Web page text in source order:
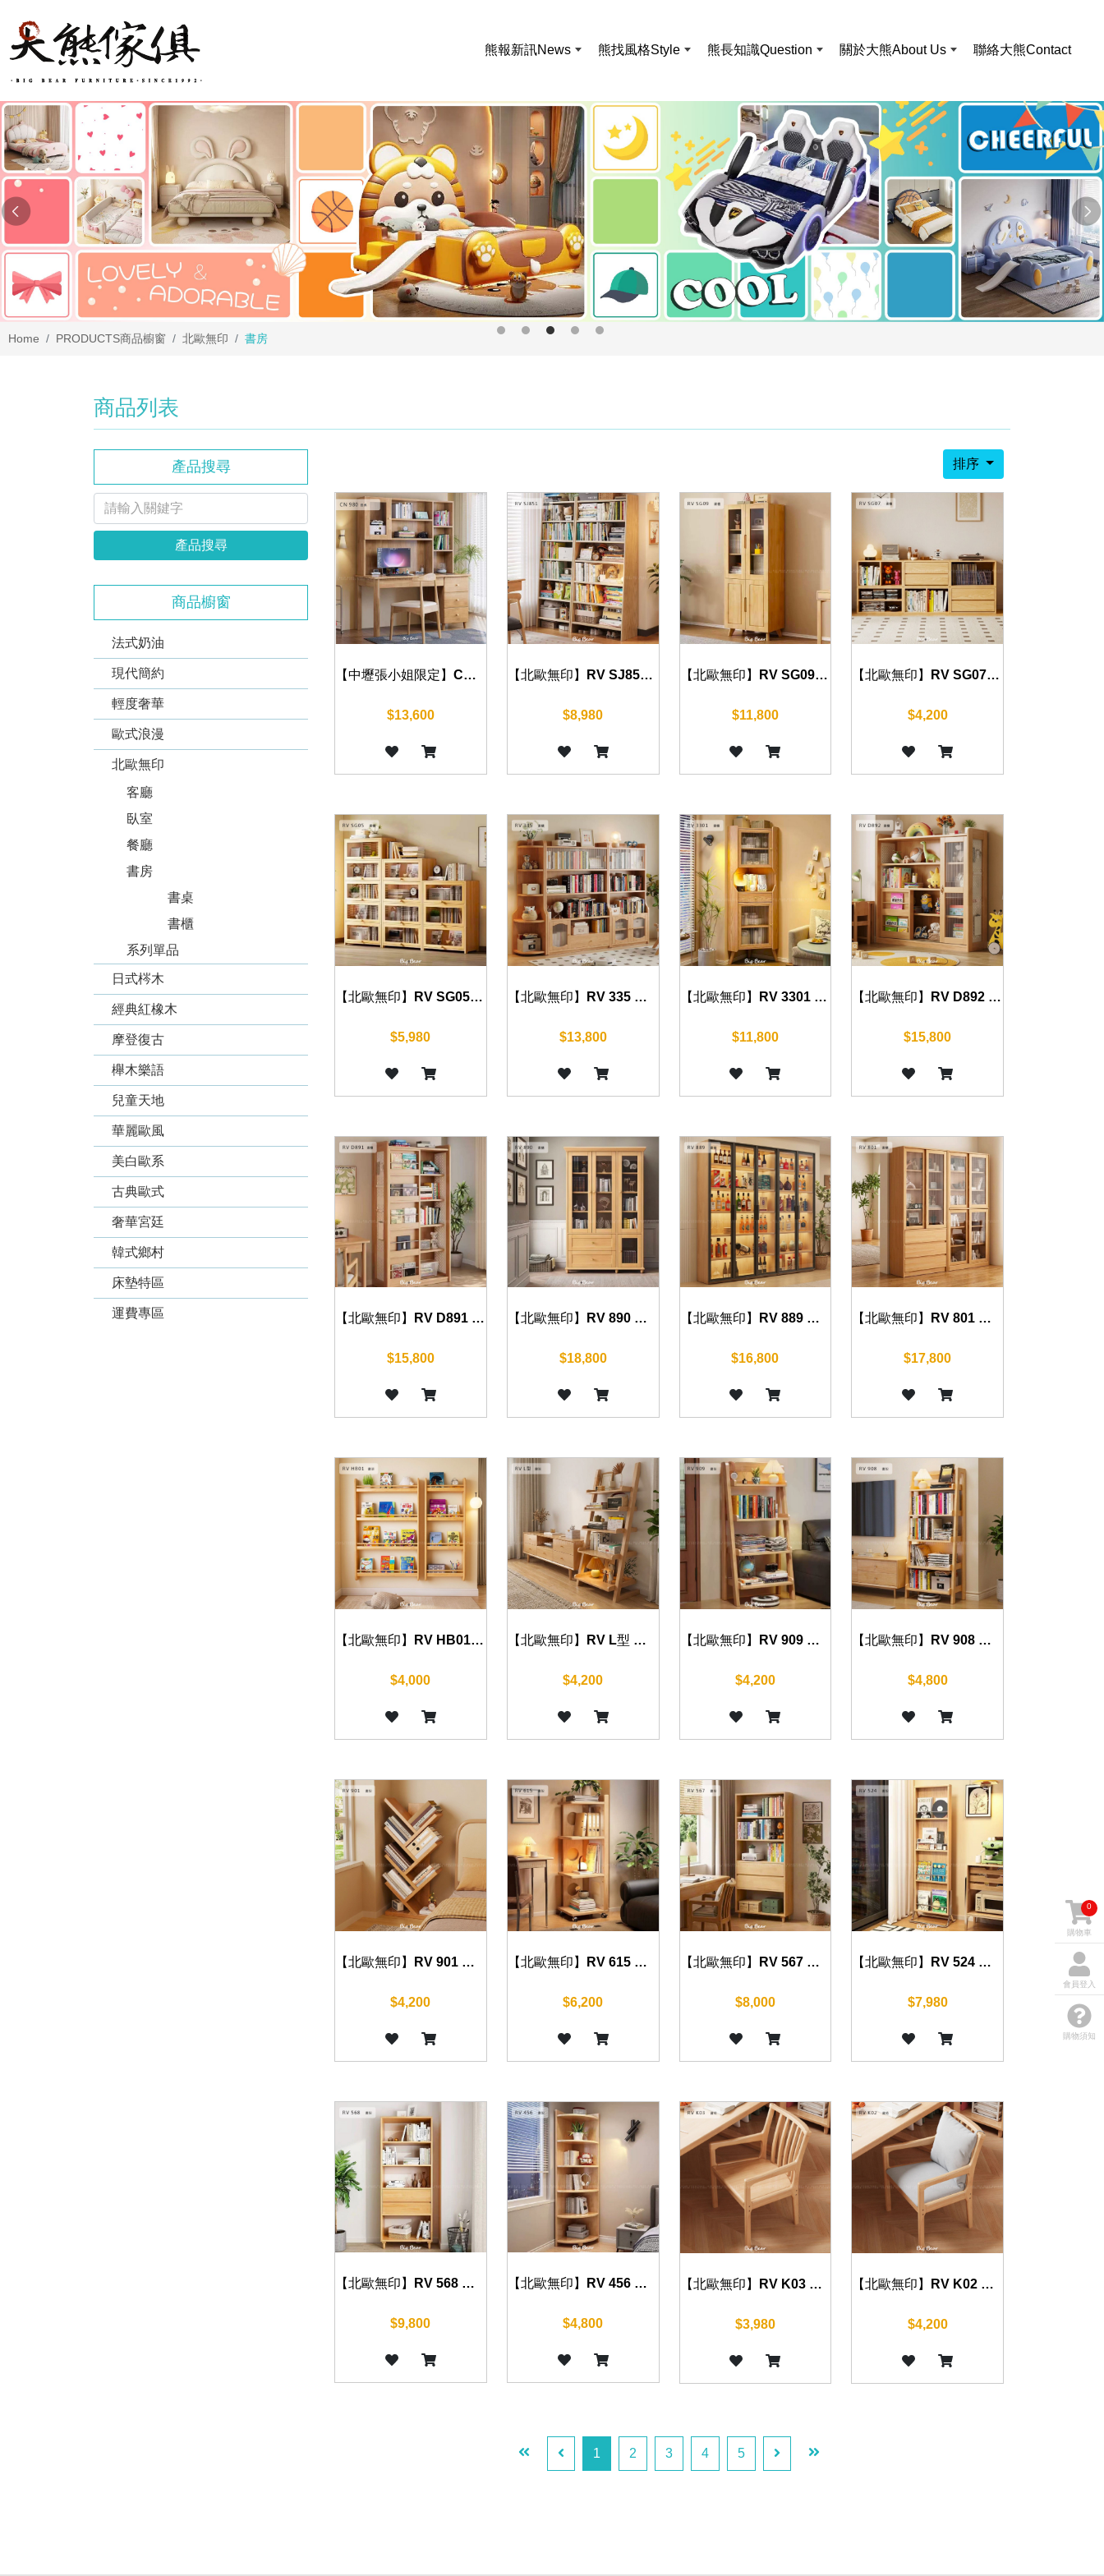
熊報新訊News 熊找風格Style 熊長知識Question 關於大熊About Us 聯絡大熊Contact
Home PRODUCTS商品櫥窗 北歐無印 書房
商品列表
產品搜尋
產品搜尋
商品櫥窗
法式奶油
現代簡約
輕度奢華
歐式浪漫
北歐無印
客廳
臥室
餐廳
書房
書桌
書櫃
系列單品
日式梣木
經典紅橡木
摩登復古
櫸木樂語
兒童天地
華麗歐風
美白歐系
古典歐式
奢華宮廷
韓式鄉村
床墊特區
運費專區
排序
【中壢張小姐限定】CN 980 橡木書桌 (原木色) 120cm
$13,600
【北歐無印】RV SJ851 書櫃 60/85 cm
$8,980
【北歐無印】RV SG09 書櫃 70cm
$11,800
【北歐無印】RV SG07 書櫃 60 cm
$4,200
【北歐無印】RV SG05 書櫃 60 cm
$5,980
【北歐無印】RV 335 書櫃 80/120 cm
$13,800
【北歐無印】RV 3301 書櫃 50 cm
$11,800
【北歐無印】RV D892 書櫃 140cm
$15,800
【北歐無印】RV D891 書櫃 90cm
$15,800
【北歐無印】RV 890 書櫃 80/120/160/200/240cm
$18,800
【北歐無印】RV 889 書櫃 80/120/160/200/240cm
$16,800
【北歐無印】RV 801 書櫃 80cm
$17,800
【北歐無印】RV HB01 書架 50/80 cm
$4,000
【北歐無印】RV L型 書架 60 cm
$4,200
【北歐無印】RV 909 書架 60 cm
$4,200
【北歐無印】RV 908 書架 60 cm
$4,800
【北歐無印】RV 901 書架 45 cm
$4,200
【北歐無印】RV 615 書架 30 cm
$6,200
【北歐無印】RV 567 書架 60 cm
$8,000
【北歐無印】RV 524 書架 45 cm
$7,980
【北歐無印】RV 568 書架 60/80/100 cm
$9,800
【北歐無印】RV 456 書架 30 cm
$4,800
【北歐無印】RV K03 書椅
$3,980
【北歐無印】RV K02 書椅
$4,200
1 2 3 4 5
購物車
0
會員登入
購物須知